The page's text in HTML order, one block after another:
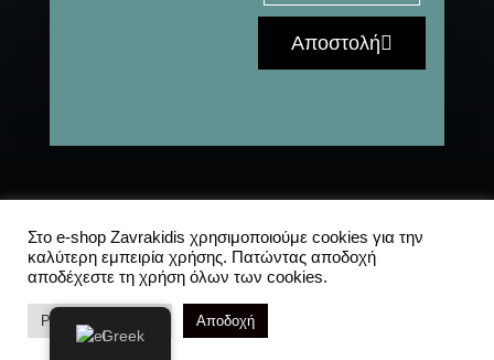
Αποστολή
© 2021-2025 All
Rights Reserved
Αποστολές|Συχνές
ερωτήσεις|Πολιτική
Απορρήτου
Στο e-shop Zavrakidis χρησιμοποιούμε cookies για την
καλύτερη εμπειρία χρήσης. Πατώντας αποδοχή
αποδέχεστε τη χρήση όλων των cookies.
Ρυθμίσεις Cookies Αποδοχή
Greek